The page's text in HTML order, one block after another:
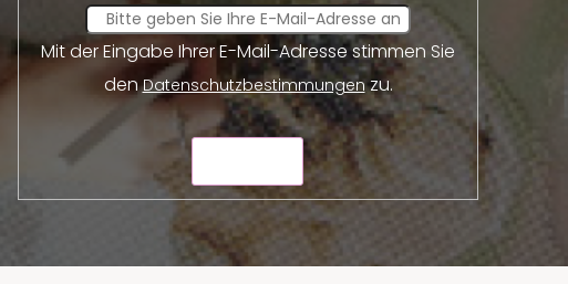
Mit der Eingabe Ihrer E-Mail-Adresse stimmen Sie
denDatenschutzbestimmungenzu.